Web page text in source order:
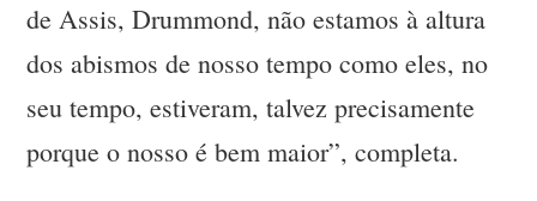
de Assis, Drummond, não estamos à altura
dos abismos de nosso tempo como eles, no
seu tempo, estiveram, talvez precisamente
porque o nosso é bem maior”, completa.